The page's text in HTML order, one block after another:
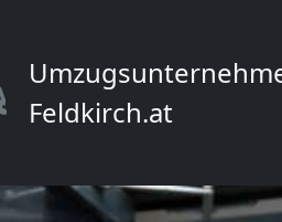
Feldkirch.at